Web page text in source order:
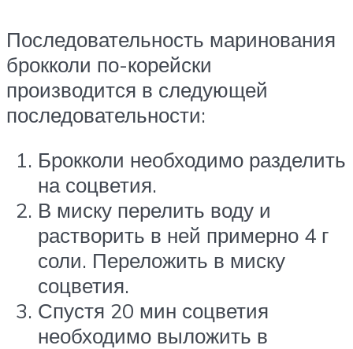
Последовательность маринования
брокколи по-корейски
производится в следующей
последовательности:
Брокколи необходимо разделить
на соцветия.
В миску перелить воду и
растворить в ней примерно 4 г
соли. Переложить в миску
соцветия.
Спустя 20 мин соцветия
необходимо выложить в